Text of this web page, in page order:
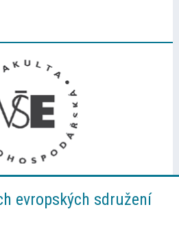
evropských sdružení